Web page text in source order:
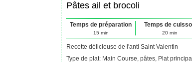
Pâtes ail et brocoli
Temps de préparation
15 min
Temps de
20 min
Recette délicieuse de l'anti Saint Valentin
Type de plat: Main Course, pâtes, Plat